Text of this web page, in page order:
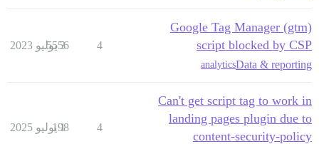
Google Tag Manager (gtm)
script blocked by CSP
Data & reporting
analytics
4
5556
3 يوليو 2023
Can't get script tag to work in
landing pages plugin due to
content-security-policy
4
198
1 يوليو 2025